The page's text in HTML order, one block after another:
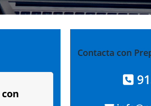
con
Contacta con